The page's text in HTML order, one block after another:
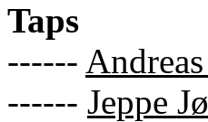
Taps
------
------ Jeppe